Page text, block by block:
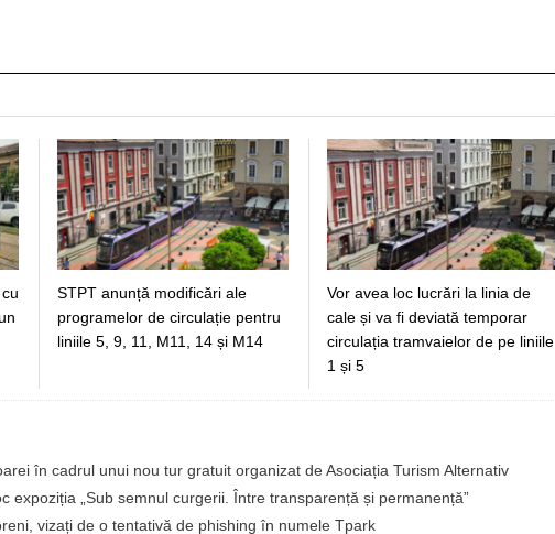
STPT anunță modificări ale
programelor de circulație pentru
liniile 5, 9, 11, M11, 14 și M14
Vor avea loc lucrări la linia de
cale și va fi deviată temporar
circulația tramvaielor de pe liniile
1 și 5
în cadrul unui nou tur gratuit organizat de Asociația Turism Alternativ
expoziția „Sub semnul curgerii. Între transparență și permanență”
vizați de o tentativă de phishing în numele Tpark